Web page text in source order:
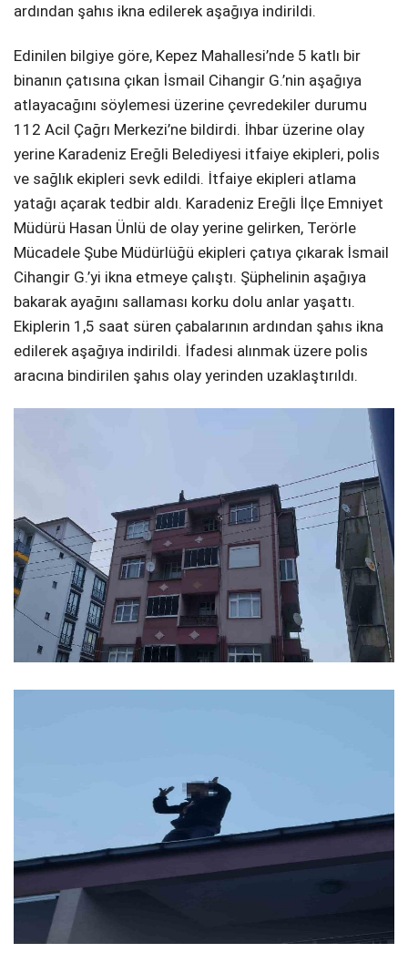
ardından şahıs ikna edilerek aşağıya indirildi.
Edinilen bilgiye göre, Kepez Mahallesi’nde 5 katlı bir
binanın çatısına çıkan İsmail Cihangir G.’nin aşağıya
atlayacağını söylemesi üzerine çevredekiler durumu
112 Acil Çağrı Merkezi’ne bildirdi. İhbar üzerine olay
yerine Karadeniz Ereğli Belediyesi itfaiye ekipleri, polis
ve sağlık ekipleri sevk edildi. İtfaiye ekipleri atlama
yatağı açarak tedbir aldı. Karadeniz Ereğli İlçe Emniyet
Müdürü Hasan Ünlü de olay yerine gelirken, Terörle
Mücadele Şube Müdürlüğü ekipleri çatıya çıkarak İsmail
Cihangir G.’yi ikna etmeye çalıştı. Şüphelinin aşağıya
bakarak ayağını sallaması korku dolu anlar yaşattı.
Ekiplerin 1,5 saat süren çabalarının ardından şahıs ikna
edilerek aşağıya indirildi. İfadesi alınmak üzere polis
aracına bindirilen şahıs olay yerinden uzaklaştırıldı.